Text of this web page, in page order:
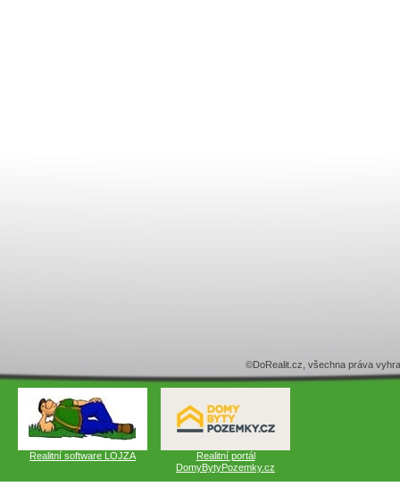
©DoRealit.cz, všechna práva
Realitní software LOJZA
Realitní portál
DomyBytyPozemky.cz